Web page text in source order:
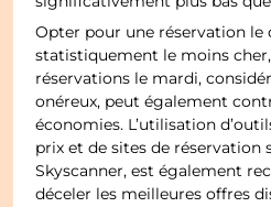
Opter pour une réservation le
statistiquement le moins
réservations le mardi,
onéreux, peut également
économies. L’utilisation
prix et de sites de réservation
Skyscanner, est également
déceler les meilleures offres